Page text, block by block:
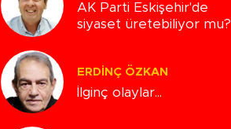
AK Parti Eskişehir'de
siyaset üretebiliyor mu?
ERDINÇ ÖZKAN
İlginç olaylar...